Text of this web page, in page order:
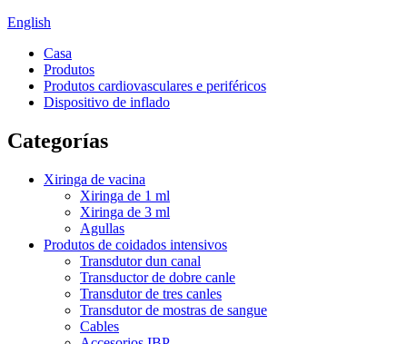
English
Casa
Produtos
Produtos cardiovasculares e periféricos
Dispositivo de inflado
Categorías
Xiringa de vacina
Xiringa de 1 ml
Xiringa de 3 ml
Agullas
Produtos de coidados intensivos
Transdutor dun canal
Transductor de dobre canle
Transdutor de tres canles
Transdutor de mostras de sangue
Cables